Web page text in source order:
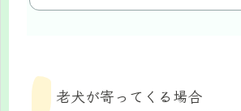
老犬が寄ってくる場合